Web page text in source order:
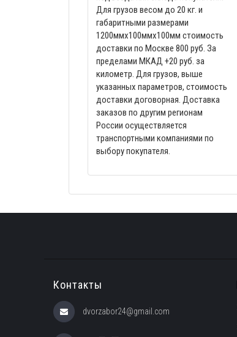
Для грузов весом до 20 кг. и
габаритными размерами
1200ммх100ммх100мм стоимость
доставки по Москве 800 руб. За
пределами МКАД +20 руб. за
километр. Для грузов, выше
указанных параметров, стоимость
доставки договорная. Доставка
заказов по другим регионам
России осуществляется
транспортными компаниями по
выбору покупателя.
Контакты
dvorzabor24@gmail.com